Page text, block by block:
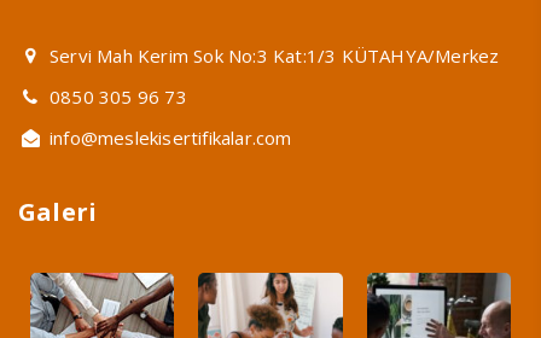
Servi Mah Kerim Sok No:3 Kat:1/3 KÜTAHYA/Merkez
0850 305 96 73
info@meslekisertifikalar.com
Galeri